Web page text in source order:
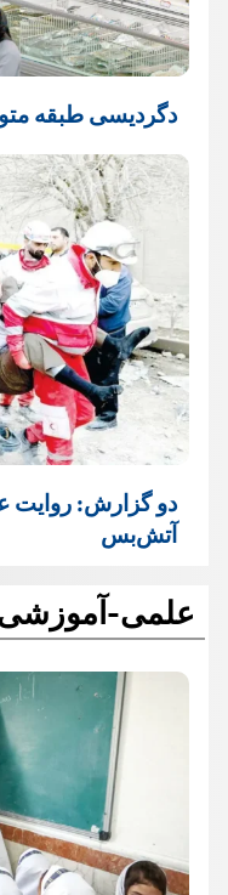
دگردیسی طبقه
دو گزارش: روایت
آتش‌بس
علمی-